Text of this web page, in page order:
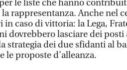
le liste che hanno
rappresentanza. Anche nel
caso di vittoria: la Lega,
dovrebbero lasciare dei
strategia dei due sfidanti al
le proposte d’alleanza.